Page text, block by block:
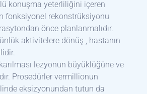
konuşma yeterliliğini içeren
fonksiyonel rekonstrüksiyonu
önce planlanmalıdır.
aktivitelere dönüş , hastanın
lezyonun büyüklüğüne ve
Prosedürler vermillionun
eksizyonundan tutun da